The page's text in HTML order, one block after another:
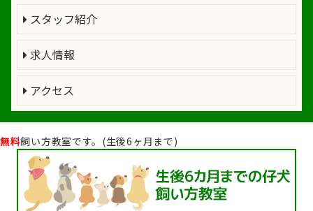
スタッフ紹介
求人情報
アクセス
無料飼い方教室です。(生後6ヶ月まで)